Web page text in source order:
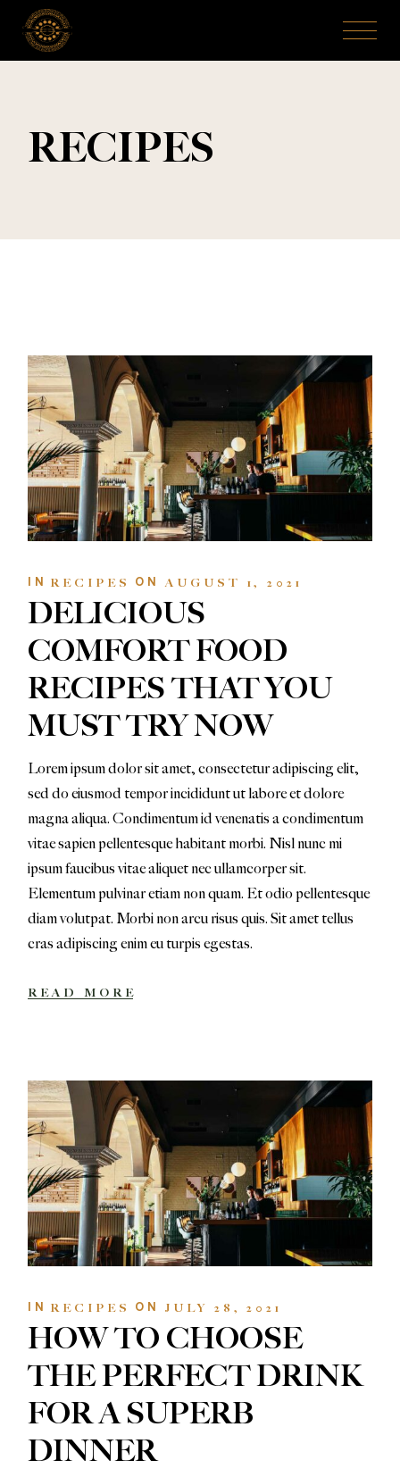
RECIPES
IN RECIPES ON AUGUST 1, 2021
DELICIOUS
COMFORT FOOD
RECIPES THAT YOU
MUST TRY NOW
Lorem ipsum dolor sit amet, consectetur adipiscing elit,
sed do eiusmod tempor incididunt ut labore et dolore
magna aliqua. Condimentum id venenatis a condimentum
vitae sapien pellentesque habitant morbi. Nisl nunc mi
ipsum faucibus vitae aliquet nec ullamcorper sit.
Elementum pulvinar etiam non quam. Et odio pellentesque
diam volutpat. Morbi non arcu risus quis. Sit amet tellus
cras adipiscing enim eu turpis egestas.
READ MORE
IN RECIPES ON JULY 28, 2021
HOW TO CHOOSE
THE PERFECT DRINK
FOR A SUPERB
DINNER